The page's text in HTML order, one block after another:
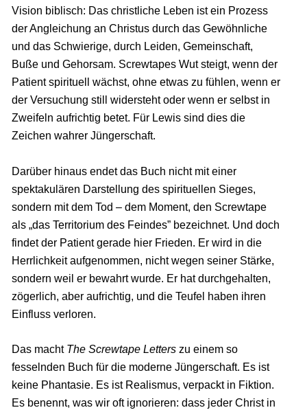
Vision biblisch: Das christliche Leben ist ein Prozess
der Angleichung an Christus durch das Gewöhnliche
und das Schwierige, durch Leiden, Gemeinschaft,
Buße und Gehorsam. Screwtapes Wut steigt, wenn der
Patient spirituell wächst, ohne etwas zu fühlen, wenn er
der Versuchung still widersteht oder wenn er selbst in
Zweifeln aufrichtig betet. Für Lewis sind dies die
Zeichen wahrer Jüngerschaft.
Darüber hinaus endet das Buch nicht mit einer
spektakulären Darstellung des spirituellen Sieges,
sondern mit dem Tod – dem Moment, den Screwtape
als „das Territorium des Feindes” bezeichnet. Und doch
findet der Patient gerade hier Frieden. Er wird in die
Herrlichkeit aufgenommen, nicht wegen seiner Stärke,
sondern weil er bewahrt wurde. Er hat durchgehalten,
zögerlich, aber aufrichtig, und die Teufel haben ihren
Einfluss verloren.
Das macht The Screwtape Letterszu einem so
fesselnden Buch für die moderne Jüngerschaft. Es ist
keine Phantasie. Es ist Realismus, verpackt in Fiktion.
Es benennt, was wir oft ignorieren: dass jeder Christ in